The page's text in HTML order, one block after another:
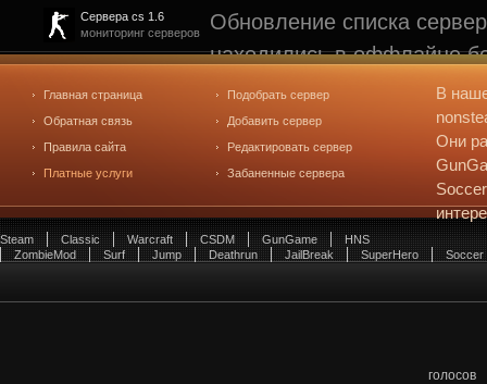
Сервера cs 1.6
мониторинг серверов
Обновление списка
находились в оффлайне
рейтинге не участвуют.
редактирования
.
Главная страница
Обратная связь
Правила сайта
Платные услуги
Подобрать сервер
Добавить сервер
Редактировать сервер
Забаненные сервера
В
Они
Steam Classic Warcraft CSDM GunGame
HNS
ZombieMod
Surf Jump Deathrun JailBreak SuperHero Soccer
голосов